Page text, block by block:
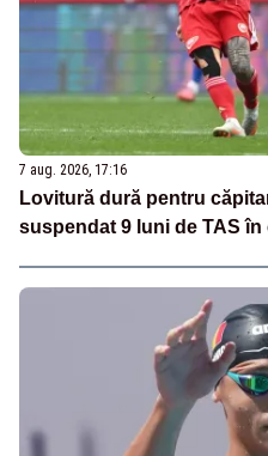
7 aug. 2026, 17:16
Lovitură dură pentru
suspendat 9 luni de TAS